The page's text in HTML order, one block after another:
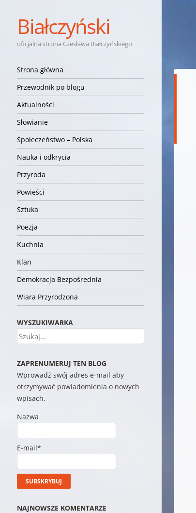
Białczyński
oficjalna strona Czesława Białczyńskiego
Nawigacja
Przejdź do treści
Strona główna
Przewodnik po blogu
Aktualności
Słowianie
Społeczeństwo – Polska
Nauka i odkrycia
Przyroda
Powieści
Sztuka
Poezja
Kuchnia
Klan
Demokracja Bezpośrednia
Wiara Przyrodzona
WYSZUKIWARKA
Szukaj
ZAPRENUMERUJ TEN BLOG
Wprowadź swój adres e-mail aby
otrzymywać powiadomienia o nowych
wpisach.
Nazwa
E-mail*
NAJNOWSZE KOMENTARZE